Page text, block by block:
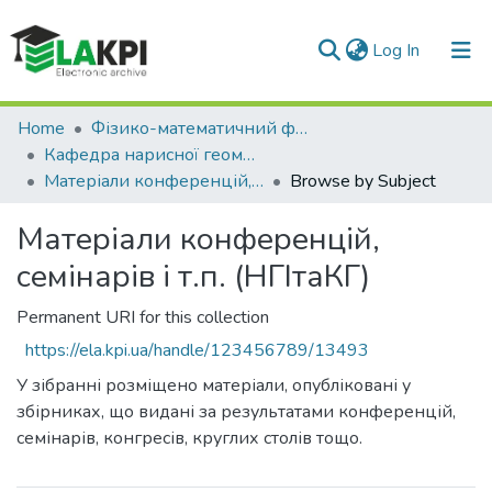
Log In (current)
Communities & Collections
All of DSpace
Home
Фізико-математичний факультет (ФМФ)
Кафедра нарисної геометрії, інженерної та комп'ютерної графіки (НГІтаКГ)
Матеріали конференцій, семінарів і т.п. (НГІтаКГ)
Browse by Subject
Матеріали конференцій,
семінарів і т.п. (НГІтаКГ)
Permanent URI for this collection
https://ela.kpi.ua/handle/123456789/13493
У зібранні розміщено матеріали, опубліковані у
збірниках, що видані за результатами конференцій,
семінарів, конгресів, круглих столів тощо.